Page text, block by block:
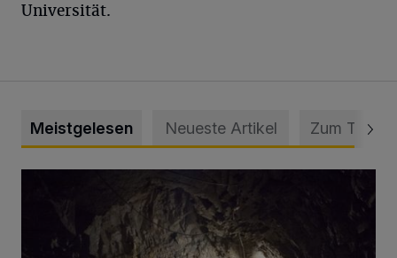
Universität.
Meistgelesen Neueste Artikel Zum Thema